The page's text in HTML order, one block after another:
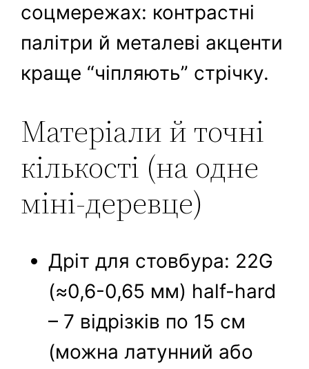
соцмережах: контрастні
палітри й металеві акценти
краще “чіпляють” стрічку.
Матеріали й точні
кількості (на одне
міні-деревце)
Дріт для стовбура: 22G
(≈0,6-0,65 мм) half-hard
– 7 відрізків по 15 см
(можна латунний або